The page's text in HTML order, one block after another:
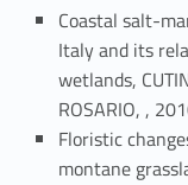
Coastal salt-
Italy and its
wetlands,
ROSARIO, ,
Floristic
montane